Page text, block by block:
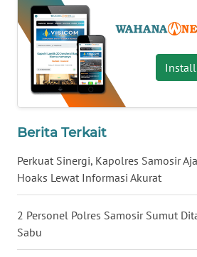
Berita Terkait
Perkuat Sinergi, Kapolres Samosir
Hoaks Lewat Informasi Akurat
2 Personel Polres Samosir Sumut
Sabu
WN
LABUHANBATU
WN
TAPANULI
TENGAH
WN DELI
WN
TEBING
TINGGI
WN